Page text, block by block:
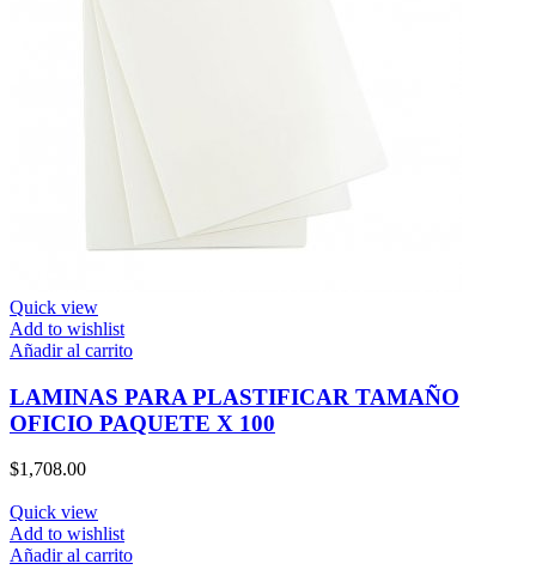
Quick view
Add to wishlist
Añadir al carrito
LAMINAS PARA PLASTIFICAR TAMAÑO
OFICIO PAQUETE X 100
$1,708.00
Quick view
Add to wishlist
Añadir al carrito